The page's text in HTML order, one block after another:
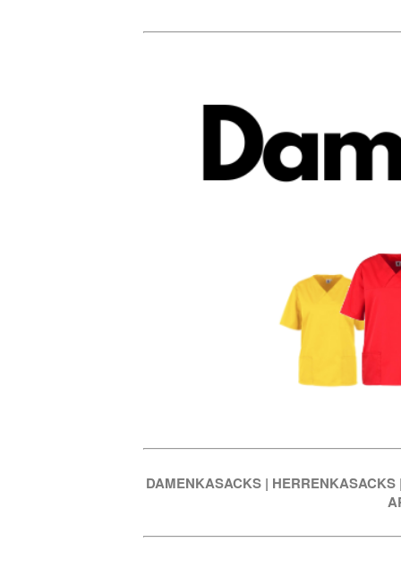
DAMENKASACKS | HERRENKASACKS